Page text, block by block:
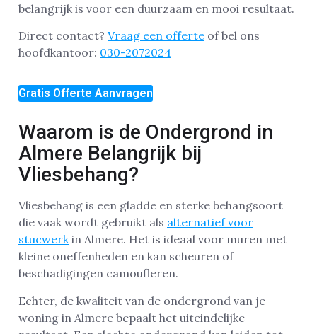
belangrijk is voor een duurzaam en mooi resultaat.
Direct contact? Vraag een offerte of bel ons
hoofdkantoor: 030-2072024
Gratis Offerte Aanvragen
Waarom is de Ondergrond in
Almere Belangrijk bij
Vliesbehang?
Vliesbehang is een gladde en sterke behangsoort
die vaak wordt gebruikt als alternatief voor
stucwerkin Almere. Het is ideaal voor muren met
kleine oneffenheden en kan scheuren of
beschadigingen camoufleren.
Echter, de kwaliteit van de ondergrond van je
woning in Almere bepaalt het uiteindelijke